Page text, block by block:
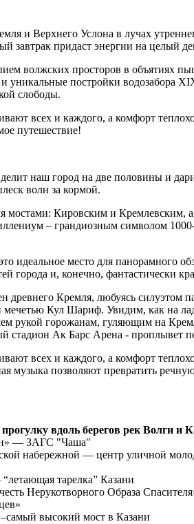
и Верхнего Услона в лучах
завтрак придаст энергии на целый
волжских просторов в объятиях
уникальные постройки водозабора
слободы.
всех и каждого, а комфорт
путешествие!
наш город на две половины и
волн за кормой.
Кировским и Кремлевским, а
– грандиозным символом
идеальное место для панорамного
города и, конечно, фантастически
древнего Кремля, любуясь
мечетью Кул Шариф. Увидим, как на
рукой горожанам, гуляющим на
стадион Ак Барс Арена - проплывет
всех и каждого, а комфорт
музыка позволяют превратить
вдоль берегов рек Волги и
— ЗАГС "Чаша"
набережной — центр уличной
тарелка” Казани
Нерукотворного Образа
высокий мост в Казани